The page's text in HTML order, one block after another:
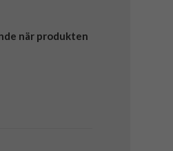
när produkten